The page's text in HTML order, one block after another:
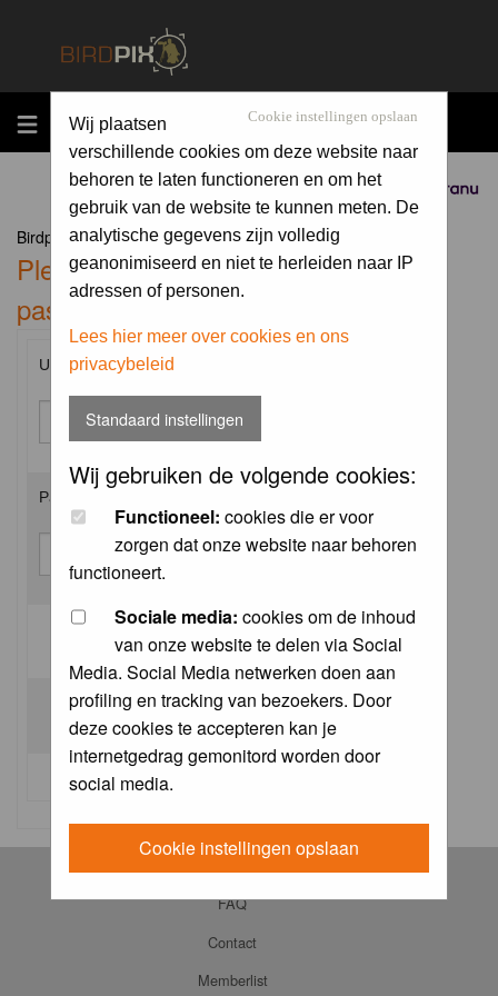
MENU
Sponsored by
Cookie instellingen opslaan
Wij plaatsen
verschillende cookies om deze website naar
behoren te laten functioneren en om het
gebruik van de website te kunnen meten. De
analytische gegevens zijn volledig
geanonimiseerd en niet te herleiden naar IP
adressen of personen.
Lees hier meer over cookies en ons
privacybeleid
Standaard instellingen
Wij gebruiken de volgende cookies:
Functioneel: cookies die er voor
zorgen dat onze website naar behoren
functioneert.
Sociale media: cookies om de inhoud
van onze website te delen via Social
Media. Social Media netwerken doen aan
profiling en tracking van bezoekers. Door
deze cookies te accepteren kan je
internetgedrag gemonitord worden door
social media.
Cookie instellingen opslaan
Birdpix.nl Forum Index
Please enter your username and
password to log in.
Username:
Password:
Log me on automatically each visit:
I forgot my password
FAQ
Contact
Memberlist